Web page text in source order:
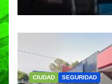
Puebla
CIUDAD SEGURIDAD